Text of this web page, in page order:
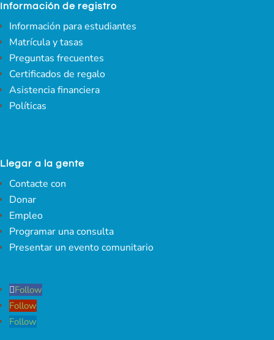
Información de registro
Información para estudiantes
Matrícula y tasas
Preguntas frecuentes
Certificados de regalo
Asistencia financiera
Políticas
Llegar a la gente
Contacte con
Donar
Empleo
Programar una consulta
Presentar un evento comunitario
Follow
Follow
Follow